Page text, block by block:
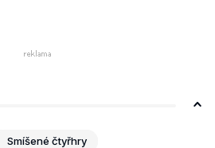
Smíšené čtyřhry